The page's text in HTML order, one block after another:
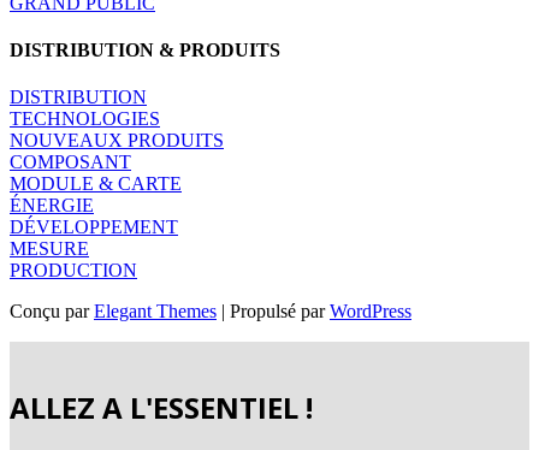
DISTRIBUTION & PRODUITS
DISTRIBUTION
TECHNOLOGIES
NOUVEAUX PRODUITS
COMPOSANT
MODULE & CARTE
ÉNERGIE
DÉVELOPPEMENT
MESURE
PRODUCTION
Conçu parElegant Themes | Propulsé parWordPress
ALLEZ A L'ESSENTIEL !